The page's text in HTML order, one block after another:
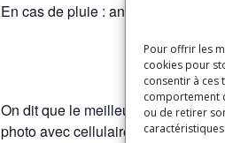
Pour offrir les
cookies pour
consentir à ces
comportement
ou de retirer
En cas de pluie : annulation
On dit que le meilleur appareil
photo avec cellulaire peut être